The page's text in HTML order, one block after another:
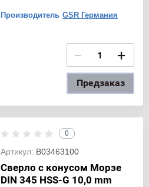
Производитель GSR Германия
− +
Предзаказ
0
Артикул: B03463100
Сверло с конусом Морзе
DIN 345 HSS-G 10,0 mm